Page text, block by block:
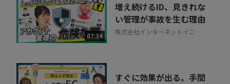
07:34
増え続けるID、見きれな
い管理が事故を生む理由
株式会社インターネットイニシ
すぐに効果が出る。手間